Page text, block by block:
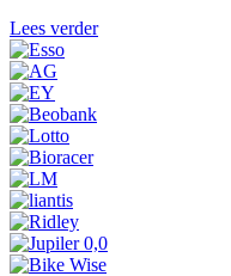
Lees verder